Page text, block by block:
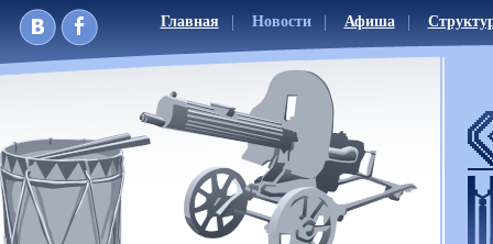
Главная Новости Афиша